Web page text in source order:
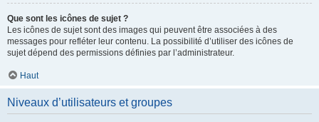
Que sont les icônes de sujet ?
Les icônes de sujet sont des images qui peuvent être associées à des
messages pour refléter leur contenu. La possibilité d’utiliser des icônes de
sujet dépend des permissions définies par l’administrateur.
Haut
Niveaux d’utilisateurs et groupes